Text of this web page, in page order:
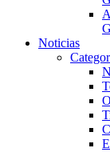
Noticias